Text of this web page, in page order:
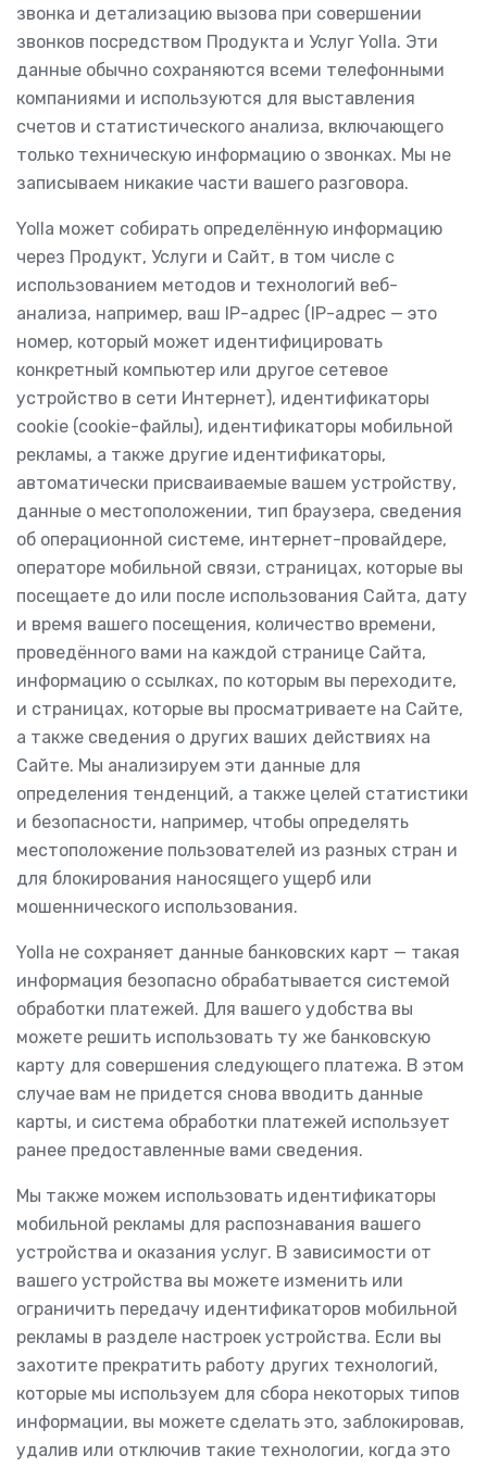
звонка и детализацию вызова при совершении
звонков посредством Продукта и Услуг Yolla. Эти
данные обычно сохраняются всеми телефонными
компаниями и используются для выставления
счетов и статистического анализа, включающего
только техническую информацию о звонках. Мы не
записываем никакие части вашего разговора.
Yolla может собирать определённую информацию
через Продукт, Услуги и Сайт, в том числе с
использованием методов и технологий веб-
анализа, например, ваш IP-адрес (IP-адрес — это
номер, который может идентифицировать
конкретный компьютер или другое сетевое
устройство в сети Интернет), идентификаторы
cookie (cookie-файлы), идентификаторы мобильной
рекламы, а также другие идентификаторы,
автоматически присваиваемые вашем устройству,
данные о местоположении, тип браузера, сведения
об операционной системе, интернет-провайдере,
операторе мобильной связи, страницах, которые вы
посещаете до или после использования Сайта, дату
и время вашего посещения, количество времени,
проведённого вами на каждой странице Сайта,
информацию о ссылках, по которым вы переходите,
и страницах, которые вы просматриваете на Сайте,
а также сведения о других ваших действиях на
Сайте. Мы анализируем эти данные для
определения тенденций, а также целей статистики
и безопасности, например, чтобы определять
местоположение пользователей из разных стран и
для блокирования наносящего ущерб или
мошеннического использования.
Yolla не сохраняет данные банковских карт — такая
информация безопасно обрабатывается системой
обработки платежей. Для вашего удобства вы
можете решить использовать ту же банковскую
карту для совершения следующего платежа. В этом
случае вам не придется снова вводить данные
карты, и система обработки платежей использует
ранее предоставленные вами сведения.
Мы также можем использовать идентификаторы
мобильной рекламы для распознавания вашего
устройства и оказания услуг. В зависимости от
вашего устройства вы можете изменить или
ограничить передачу идентификаторов мобильной
рекламы в разделе настроек устройства. Если вы
захотите прекратить работу других технологий,
которые мы используем для сбора некоторых типов
информации, вы можете сделать это, заблокировав,
удалив или отключив такие технологии, когда это